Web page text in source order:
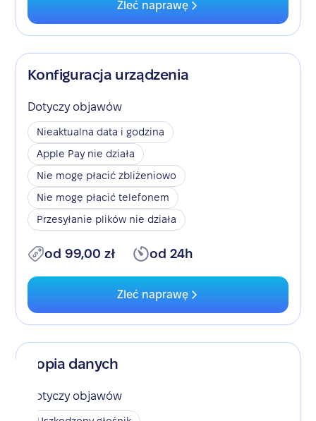
Zleć naprawę
Konfiguracja urządzenia
Dotyczy objawów
Nieaktualna data i godzina
Apple Pay nie działa
Nie mogę płacić zbliżeniowo
Nie mogę płacić telefonem
Przesyłanie plików nie działa
od 99,00 zł od 24h
Zleć naprawę
Kopia danych
Dotyczy objawów